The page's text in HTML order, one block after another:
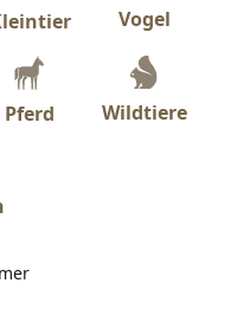
Vogel
Pferd Wildtiere